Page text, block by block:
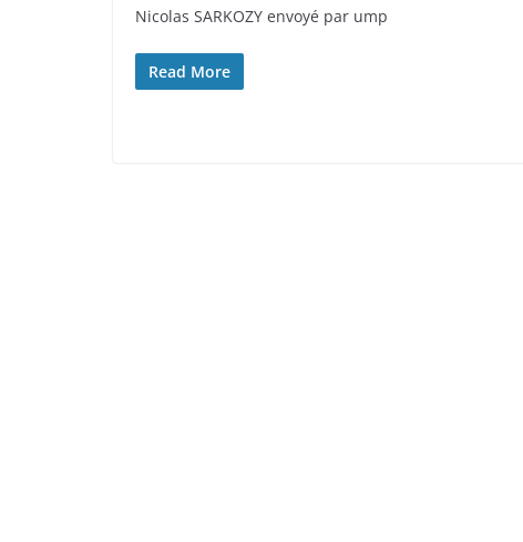
Nicolas SARKOZY envoyé par ump
Read More